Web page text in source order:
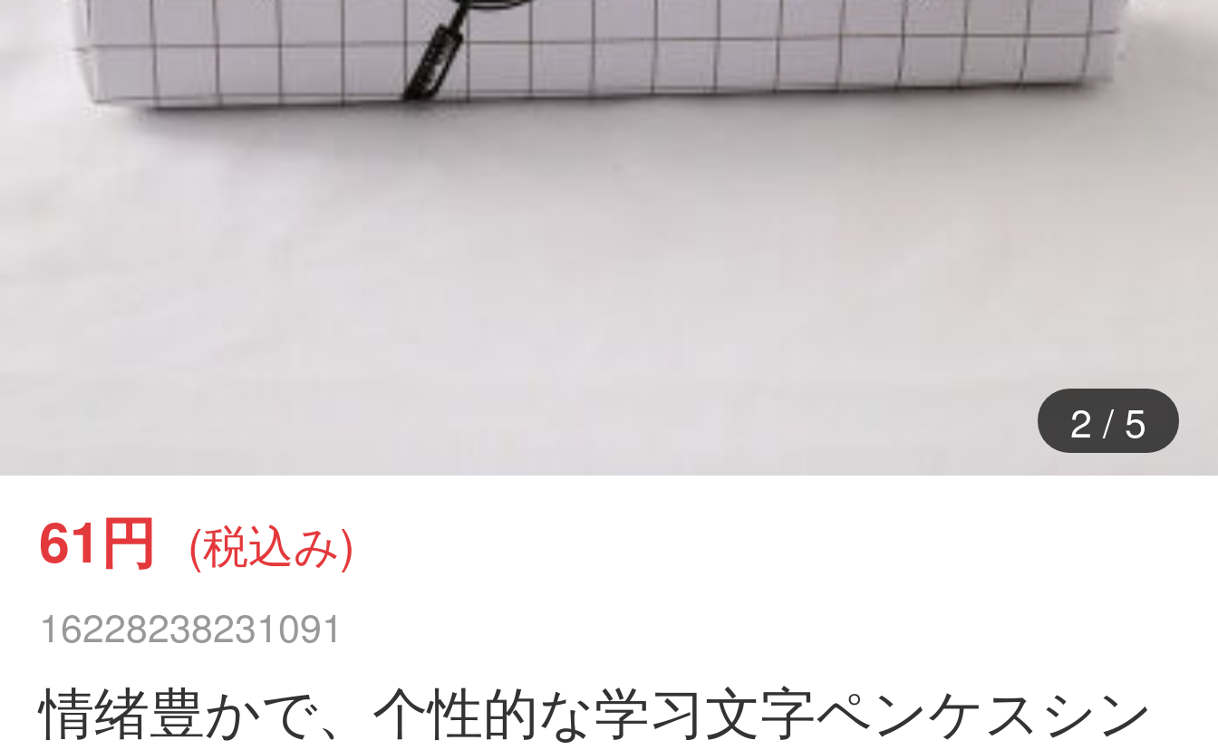
2 / 5
61円 (税込み)
16228238231091
情绪豊かで、个性的な学习文字ペンケスシン